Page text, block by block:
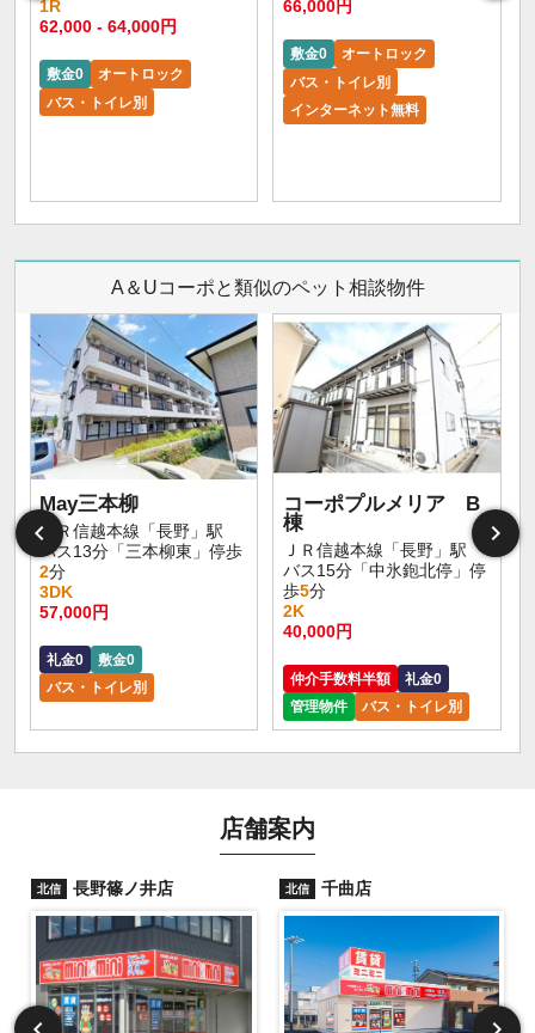
1R
62,000 - 64,000円
敷金0
オートロック
バス・トイレ別
66,000円
敷金0
オートロック
バス・トイレ別
インターネット無料
A＆Uコーポと類似のペット相談物件
May三本柳
ＪＲ信越本線「長野」駅
バス13分「三本柳東」停歩
2分
3DK
57,000円
礼金0
敷金0
バス・トイレ別
コーポプルメリア B
棟
ＪＲ信越本線「長野」駅
バス15分「中氷鉋北停」停
歩5分
2K
40,000円
仲介手数料半額
礼金0
管理物件
バス・トイレ別
店舗案内
北信 長野篠ノ井店 北信 千曲店